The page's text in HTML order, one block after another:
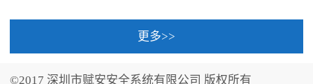
中国的海岛天堂”之美称的
更多>>
©2017 深圳市赋安安全系统有限公司 版权所有